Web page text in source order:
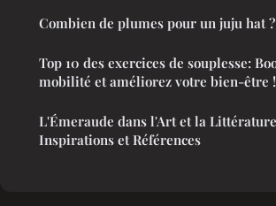
Combien de plumes pour un juju hat ?
Top 10 des exercices de souplesse:
mobilité et améliorez votre bien-être !
L'Émeraude dans l'Art et la
Inspirations et Références